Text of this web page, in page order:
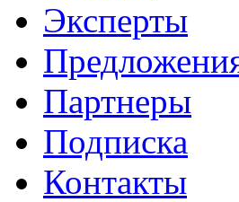
Эксперты
Партнеры
Подписка
Контакты